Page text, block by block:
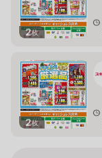
2枚
2枚